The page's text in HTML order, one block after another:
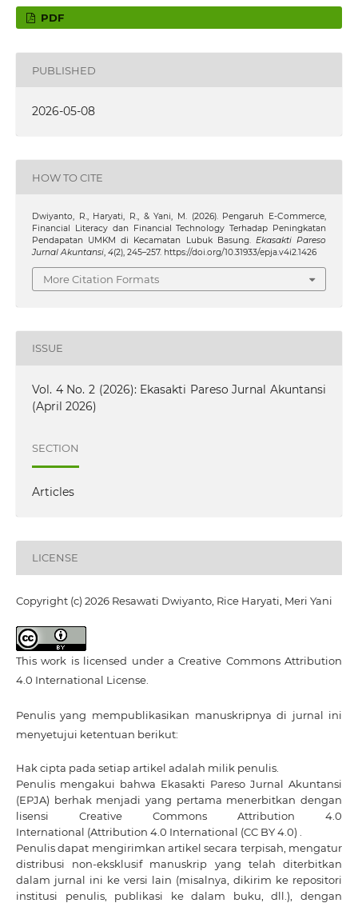
PDF
PUBLISHED
2026-05-08
HOW TO CITE
Dwiyanto, R., Haryati, R., & Yani, M. (2026). Pengaruh E-Commerce,
Financial Literacy dan Financial Technology Terhadap Peningkatan
Pendapatan UMKM di Kecamatan Lubuk Basung. Ekasakti Pareso
Jurnal Akuntansi, 4(2), 245–257. https://doi.org/10.31933/epja.v4i2.1426
More Citation Formats
ISSUE
Vol. 4 No. 2 (2026): Ekasakti Pareso Jurnal Akuntansi
(April 2026)
SECTION
Articles
LICENSE
Copyright (c) 2026 Resawati Dwiyanto, Rice Haryati, Meri Yani
This work is licensed under aCreative Commons Attribution
4.0 International License.
Penulis yang mempublikasikan manuskripnya di jurnal ini
menyetujui ketentuan berikut:
Hak cipta pada setiap artikel adalah milik penulis.
Penulis mengakui bahwa Ekasakti Pareso Jurnal Akuntansi
(EPJA) berhak menjadi yang pertama menerbitkan dengan
lisensi Creative Commons Attribution 4.0
International (Attribution 4.0 International (CC BY 4.0) .
Penulis dapat mengirimkan artikel secara terpisah, mengatur
distribusi non-eksklusif manuskrip yang telah diterbitkan
dalam jurnal ini ke versi lain (misalnya, dikirim ke repositori
institusi penulis, publikasi ke dalam buku, dll.), dengan